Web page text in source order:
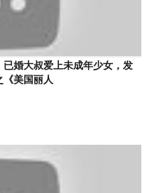
已婚大叔爱上未成年少女，发
美国丽人